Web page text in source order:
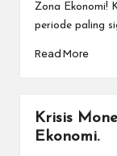
Zona Ekonomi!
periode paling
Read More
Krisis
Ekonomi.